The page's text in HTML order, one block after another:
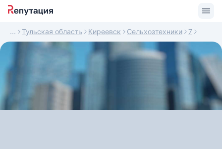
Тульская область Киреевск Сельхозтехники 7